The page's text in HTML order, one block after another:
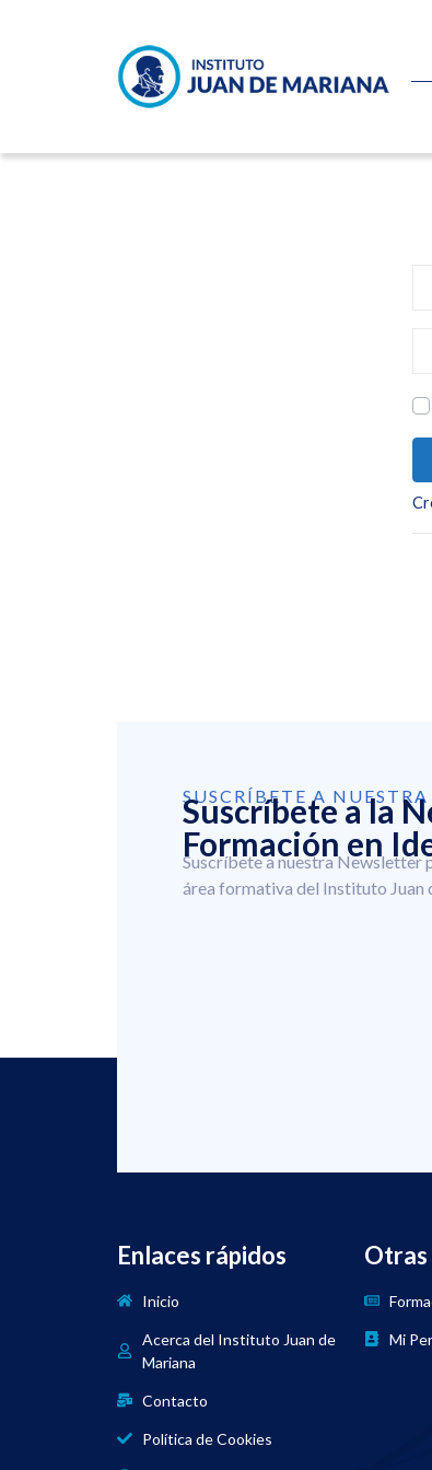
SUSCRÍBETE A
Suscríbete a la
Formación en
Suscríbete a nuestra Newsletter
área formativa del Instituto Juan
Enlaces rápidos
Inicio
Acerca del Instituto Juan de
Mariana
Contacto
Política de Cookies
Otras
Mi